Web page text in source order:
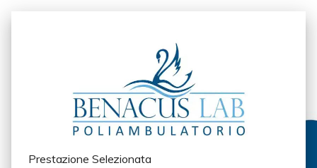
Prestazione Selezionata